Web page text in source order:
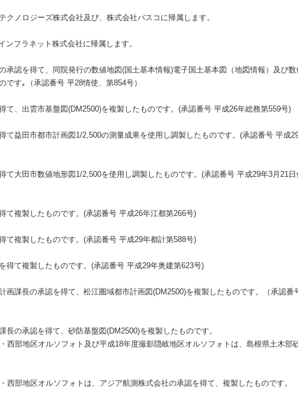
ノロジーズ株式会社及び、株式会社パスコに帰属します。
フラネット株式会社に帰属します。
承認を得て、同院発行の数値地図(国土基本情報)電子国土基本図（地図情報）及び
す｡（承認番号 平28情使、第854号）
、出雲市基盤図(DM2500)を複製したものです。(承認番号 平成26年総務第559号)
て益田市都市計画図1/2,500の測量成果を使用し調製したものです。(承認番号 平成
て大田市数値地形図1/2,500を使用し調製したものです。(承認番号 平成29年3月21日
て複製したものです。(承認番号 平成26年江都第266号)
て複製したものです。(承認番号 平成29年都計第588号)
得て複製したものです。(承認番号 平成29年奥建第623号)
画課長の承認を得て、松江圏域都市計画図(DM2500)を複製したものです。（承認番
の承認を得て、砂防基盤図(DM2500)を複製したものです。
西部地区オルソフォト及び平成18年度撮影隠岐地区オルソフォトは、島根県土木部
部地区オルソフォトは、アジア航測株式会社の承認を得て、複製したものです。